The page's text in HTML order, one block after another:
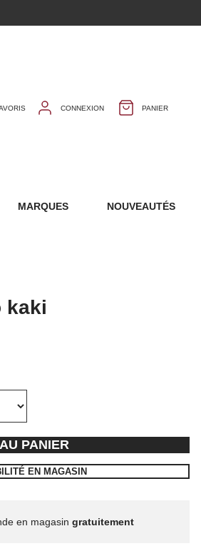
CONNEXION PANIER
MARQUES NOUVEAUTÉS
kaki
PANIER
EN MAGASIN
en magasin gratuitement